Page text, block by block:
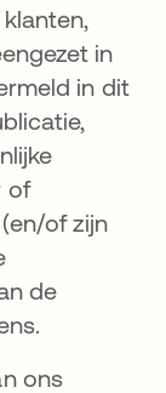
in
in dit
of
of zijn
de
ons